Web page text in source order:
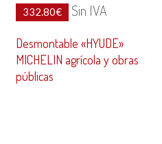
332.80€ Sin IVA
Desmontable «HYUDE»
MICHELIN agrícola y obras
públicas